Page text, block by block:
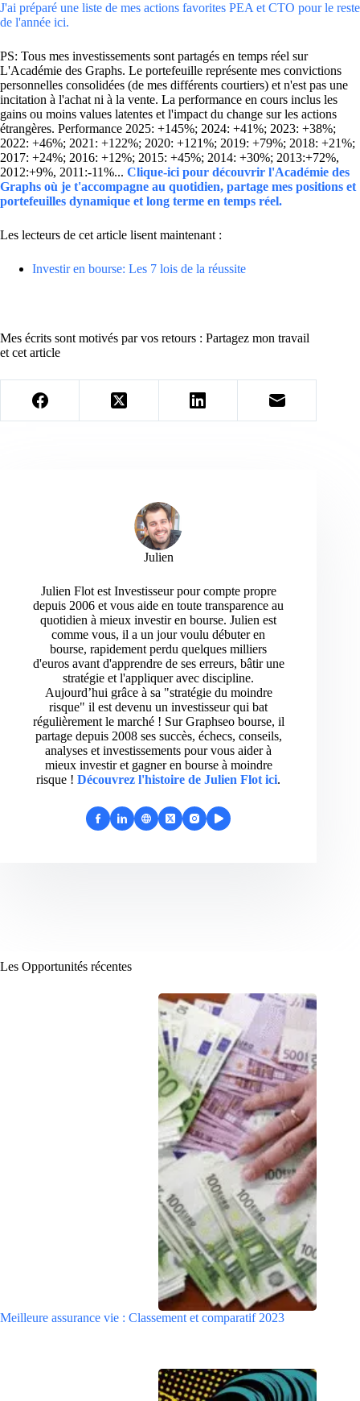
J'ai préparé une liste de mes actions favorites PEA et CTO pour le reste
de l'année ici.
PS: Tous mes investissements sont partagés en temps réel sur
L'Académie des Graphs. Le portefeuille représente mes convictions
personnelles consolidées (de mes différents courtiers) et n'est pas une
incitation à l'achat ni à la vente. La performance en cours inclus les
gains ou moins values latentes et l'impact du change sur les actions
étrangères. Performance 2025: +145%; 2024: +41%; 2023: +38%;
2022: +46%; 2021: +122%; 2020: +121%; 2019: +79%; 2018: +21%;
2017: +24%; 2016: +12%; 2015: +45%; 2014: +30%; 2013:+72%,
2012:+9%, 2011:-11%... Clique-ici pour découvrir l'Académie des
Graphs où je t'accompagne au quotidien, partage mes positions et
portefeuilles dynamique et long terme en temps réel.
Les lecteurs de cet article lisent maintenant :
Investir en bourse: Les 7 lois de la réussite
Mes écrits sont motivés par vos retours : Partagez mon travail
et cet article
Julien
Julien Flot est Investisseur pour compte propre
depuis 2006 et vous aide en toute transparence au
quotidien à mieux investir en bourse. Julien est
comme vous, il a un jour voulu débuter en
bourse, rapidement perdu quelques milliers
d'euros avant d'apprendre de ses erreurs, bâtir une
stratégie et l'appliquer avec discipline.
Aujourd’hui grâce à sa "stratégie du moindre
risque" il est devenu un investisseur qui bat
régulièrement le marché ! Sur Graphseo bourse, il
partage depuis 2008 ses succès, échecs, conseils,
analyses et investissements pour vous aider à
mieux investir et gagner en bourse à moindre
risque ! Découvrez l'histoire de Julien Flot ici.
Les Opportunités récentes
Meilleure assurance vie : Classement et comparatif 2023